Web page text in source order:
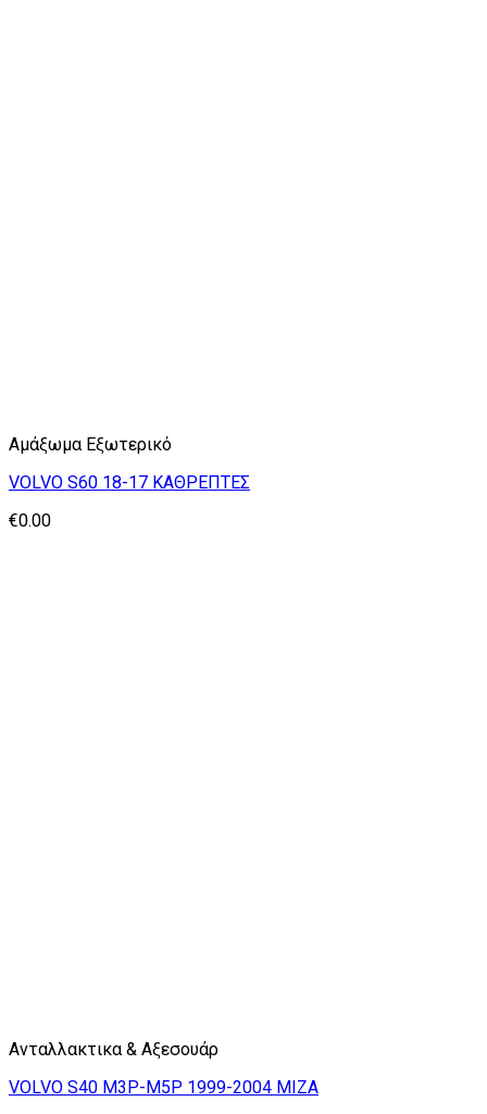
Αμάξωμα Εξωτερικό
VOLVO S60 18-17 ΚΑΘΡΕΠΤΕΣ
€0.00
Ανταλλακτικα & Αξεσουάρ
VOLVO S40 M3P-M5P 1999-2004 ΜΙΖΑ